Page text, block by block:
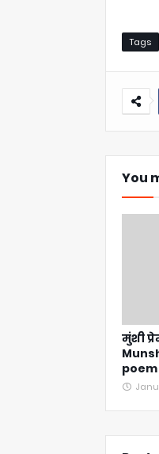
Tags
You
मुंशी
poem